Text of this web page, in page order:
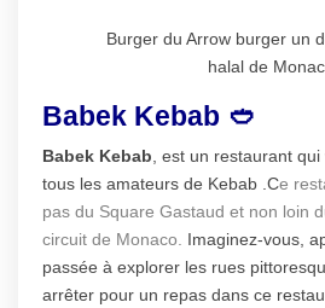
Burger du Arrow burger un
halal de
Babek Kebab 🥙
Babek Kebab , est un restaurant
tous les amateurs de Kebab .Ce
pas du Square Gastaud et non loin
circuit de Monaco.
Imaginez-vous,
passée à explorer les rues
arrêter pour un repas dans ce